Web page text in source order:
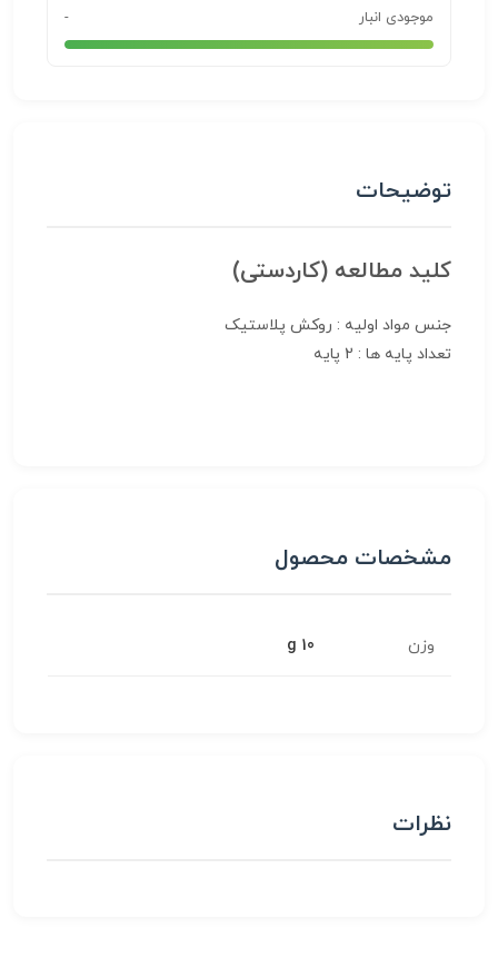
موجودی انبار -
توضیحات
کلید مطالعه (کاردستی)
جنس مواد اولیه : روکش پلاستیک
تعداد پایه ها : 2 پایه
مشخصات محصول
وزن 10 g
نظرات